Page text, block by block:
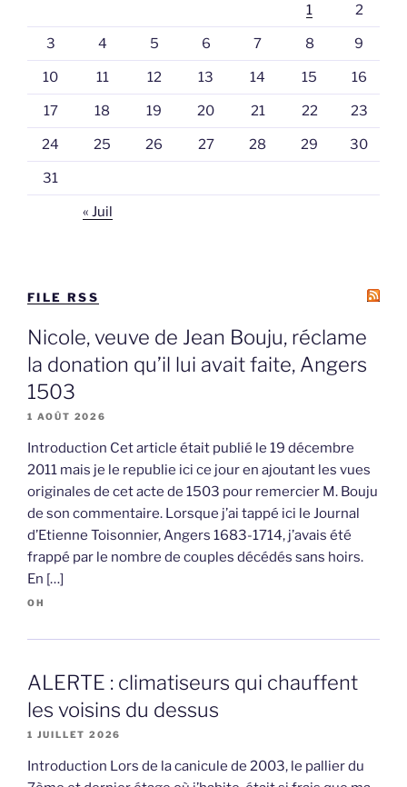
1 2
3 4 5 6 7 8 9
10 11 12 13 14 15 16
17 18 19 20 21 22 23
24 25 26 27 28 29 30
31
« Juil
FILE RSS
Nicole, veuve de Jean Bouju, réclame
la donation qu’il lui avait faite, Angers
1503
1 AOÛT 2026
Introduction Cet article était publié le 19 décembre
2011 mais je le republie ici ce jour en ajoutant les vues
originales de cet acte de 1503 pour remercier M. Bouju
de son commentaire. Lorsque j’ai tappé ici le Journal
d’Etienne Toisonnier, Angers 1683-1714, j’avais été
frappé par le nombre de couples décédés sans hoirs.
En […]
OH
ALERTE : climatiseurs qui chauffent
les voisins du dessus
1 JUILLET 2026
Introduction Lors de la canicule de 2003, le pallier du